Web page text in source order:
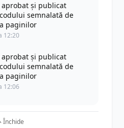
aprobat și publicat
semnalată de
paginilor
12:20
aprobat și publicat
semnalată de
paginilor
12:06
Închide